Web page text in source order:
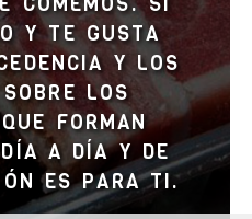
Y TE GUSTA
Y LOS
LOS
FORMAN
A DÍA Y DE
ES PARA TI.